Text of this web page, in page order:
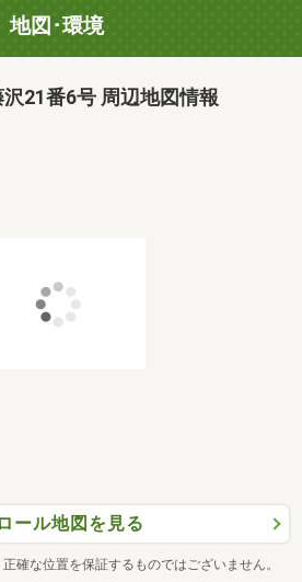
地図･環境
21番6号 周辺地図情報
ール地図を見る
確な位置を保証するものではございません。